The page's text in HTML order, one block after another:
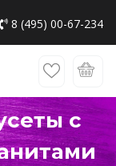
8 (495) 00-67-234
с